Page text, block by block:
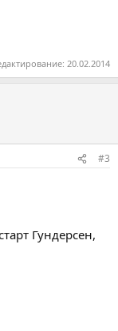
20.02.2014
#3
Гундерсен,